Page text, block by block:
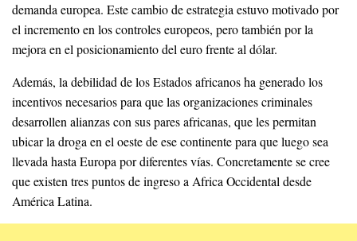
demanda europea. Este cambio de estrategia estuvo motivado por
el incremento en los controles europeos, pero también por la
mejora en el posicionamiento del euro frente al dólar.
Además, la debilidad de los Estados africanos ha generado los
incentivos necesarios para que las organizaciones criminales
desarrollen alianzas con sus pares africanas, que les permitan
ubicar la droga en el oeste de ese continente para que luego sea
llevada hasta Europa por diferentes vías. Concretamente se cree
que existen tres puntos de ingreso a Africa Occidental desde
América Latina.